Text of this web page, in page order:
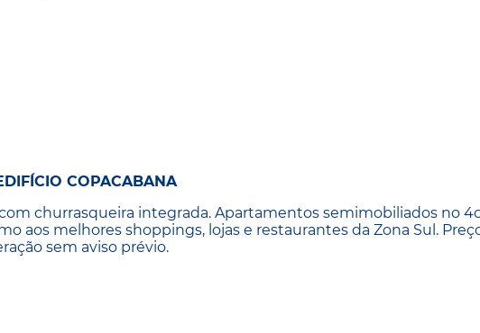
COPACABANA
churrasqueira integrada. Apartamentos semimobiliados no
aos melhores shoppings, lojas e restaurantes da Zona Sul.
sem aviso prévio.